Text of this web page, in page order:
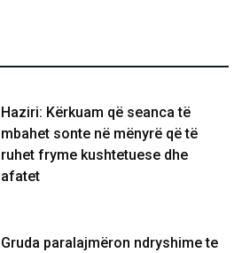
Haziri: Kërkuam që seanca të
mbahet sonte në mënyrë që të
ruhet fryme kushtetuese dhe
afatet
Gruda paralajmëron ndryshime te